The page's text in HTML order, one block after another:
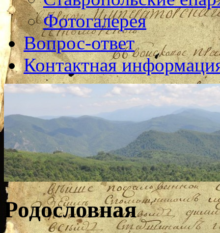
Фотогалерея
Вопрос-ответ
Контактная
Родословная